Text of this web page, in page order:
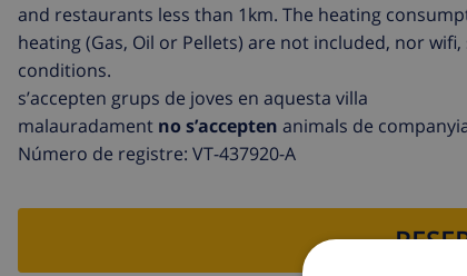
and restaurants less than 1km. The heating
heating (Gas, Oil or Pellets) are not included, nor
conditions.
s’accepten grups de joves en aquesta villa
malauradament no s’accepten animals de
Número de registre: VT-437920-A